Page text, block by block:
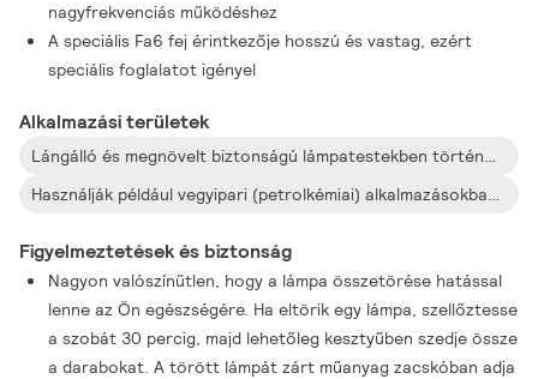
nagyfrekvenciás működéshez
A speciális Fa6 fej érintkezője hosszú és vastag, ezért
speciális foglalatot igényel
Alkalmazási területek
Lángálló és megnövelt biztonságú lámpatestekben történő használatra készül beltéri és kültéri alkalmazásokhoz egyaránt
Használják például vegyipari (petrolkémiai) alkalmazásokban, vízre telepített létesítményekben, bányákban, illetve nyomokban robbanásveszélyes gázokat tartalmazó bármilyen helyszínen
Figyelmeztetések és biztonság
Nagyon valószínűtlen, hogy a lámpa összetörése hatással
lenne az Ön egészségére. Ha eltörik egy lámpa, szellőztesse
a szobát 30 percig, majd lehetőleg kesztyűben szedje össze
a darabokat. A törött lámpát zárt műanyag zacskóban adja